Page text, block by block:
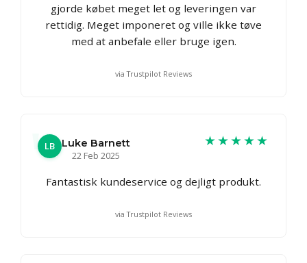
gjorde købet meget let og leveringen var
rettidig. Meget imponeret og ville ikke tøve
med at anbefale eller bruge igen.
via Trustpilot Reviews
LB
Luke Barnett
22 Feb 2025
★★★★★
Fantastisk kundeservice og dejligt produkt.
via Trustpilot Reviews